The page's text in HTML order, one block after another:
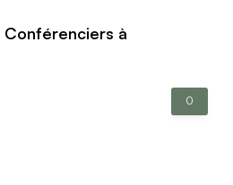
Conférenciers à
0